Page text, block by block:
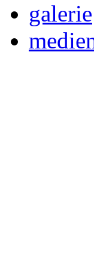
galerie